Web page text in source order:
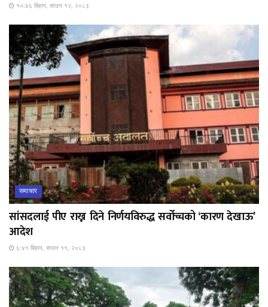
१०:४६ बिहान, साउन १२, २०८३
समाचार
सांसदलाई पीए राख्न दिने निर्णयविरुद्ध सर्वोच्चको ‘कारण देखाऊ’
आदेश
६:४१ बिहान, साउन ११, २०८३